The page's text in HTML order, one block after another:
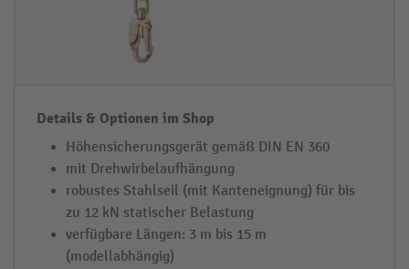
e
s
H
ö
h
e
n
p
ti
o
e
m
S
h
o
Höhensicherungsgerät gemäß DIN EN 360
mit Drehwirbelaufhängung
robustes Stahlseil (mit Kanteneignung) für bis
zu 12 kN statischer Belastung
verfügbare Längen: 3 m bis 15 m
(modellabhängig)